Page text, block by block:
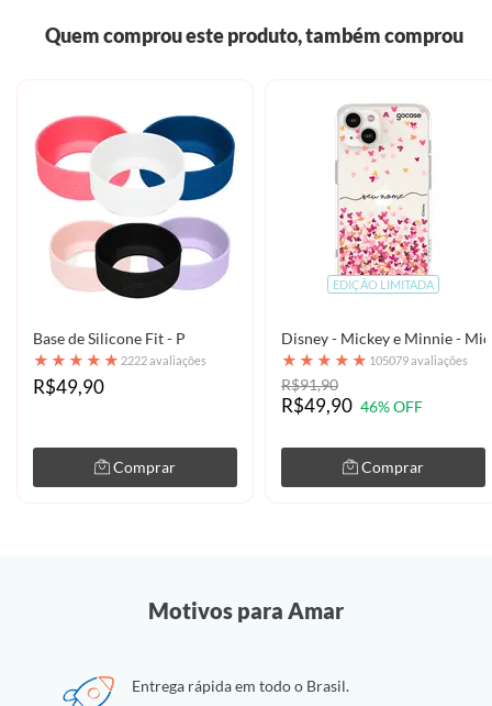
Quem comprou este produto, também comprou
Base de Silicone Fit - P
★ ★ ★ ★ ★ 2222 avaliações
R$49,90
Comprar
EDIÇÃO LIMITADA
Disney - Mickey e Minnie -
★ ★ ★ ★ ★ 105079 avaliações
R$91,90
R$49,90 46% OFF
Comprar
Motivos para Amar
Entrega rápida em todo o Brasil.